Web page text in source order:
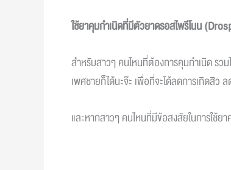
ใช้ยาคุมกำเนิดที่มีตัวยาดรอสไพรีโนน
สำหรับสาวๆ คนไหนที่ต้องการคุมกำเนิด ร
เพศชายก็ได้นะจ๊ะ เพื่อที่จะได้ลดการเกิดสิ
และหากสาวๆ คนไหนที่มีข้อสงสัยในการใช้ย